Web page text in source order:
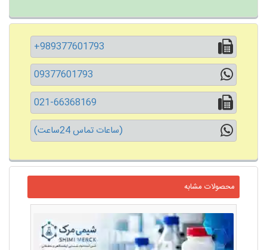
+989377601793
09377601793
021-66368169
(ساعات تماس 24ساعت)
محصولات مشابه